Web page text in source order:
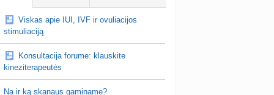
Ožkyteee prieš 59 min.
2027 m. vasarinukai🐣
Viskas apie IUI, IVF ir ovuliacijos
stimuliaciją
Konsultacija forume: klauskite
kineziterapeutės
Na ir ką skanaus gaminame?